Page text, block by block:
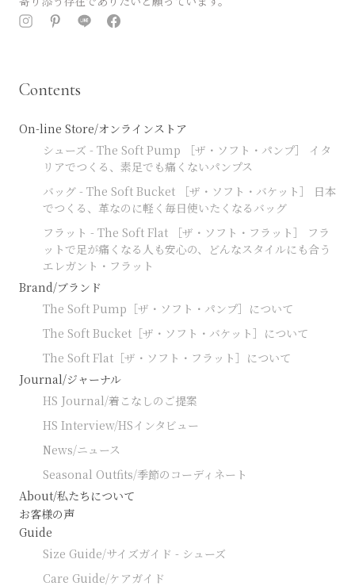
Contents
On-line Store/オンラインストア
シューズ - The Soft Pump ［ザ・ソフト・パンプ］ イタ
リアでつくる、素足でも痛くないパンプス
バッグ - The Soft Bucket ［ザ・ソフト・バケット］ 日本
でつくる、革なのに軽く毎日使いたくなるバッグ
フラット - The Soft Flat ［ザ・ソフト・フラット］ フラ
ットで足が痛くなる人も安心の、どんなスタイルにも合う
エレガント・フラット
Brand/ブランド
The Soft Pump［ザ・ソフト・パンプ］について
The Soft Bucket［ザ・ソフト・バケット］について
The Soft Flat［ザ・ソフト・フラット］について
Journal/ジャーナル
HS Journal/着こなしのご提案
HS Interview/HSインタビュー
News/ニュース
Seasonal Outfits/季節のコーディネート
About/私たちについて
お客様の声
Guide
Size Guide/サイズガイド - シューズ
Care Guide/ケアガイド